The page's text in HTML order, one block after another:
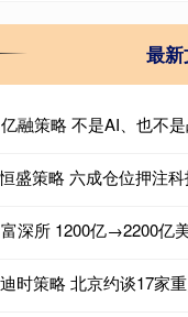
最
富深所 1200亿→2200亿